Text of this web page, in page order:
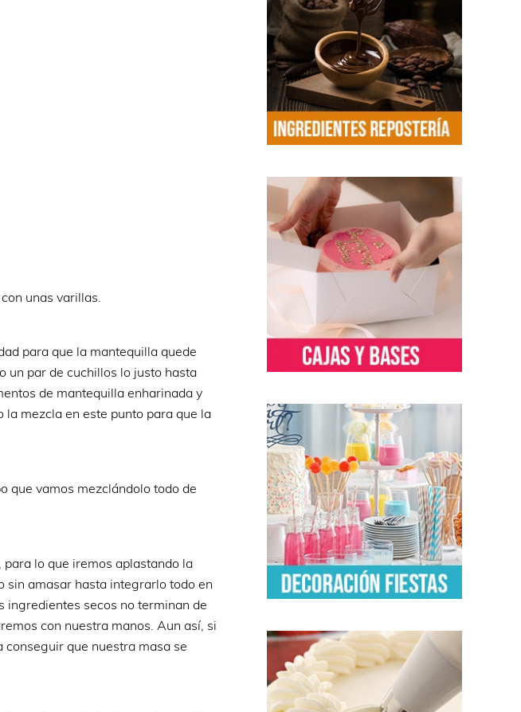
unas varillas.
para que la mantequilla quede
un par de cuchillos lo justo hasta
de mantequilla enharinada y
mezcla en este punto para que la
que vamos mezclándolo todo de
lo que iremos aplastando la
sin amasar hasta integrarlo todo en
ingredientes secos no terminan de
con nuestra manos. Aun así, si
que nuestra masa se